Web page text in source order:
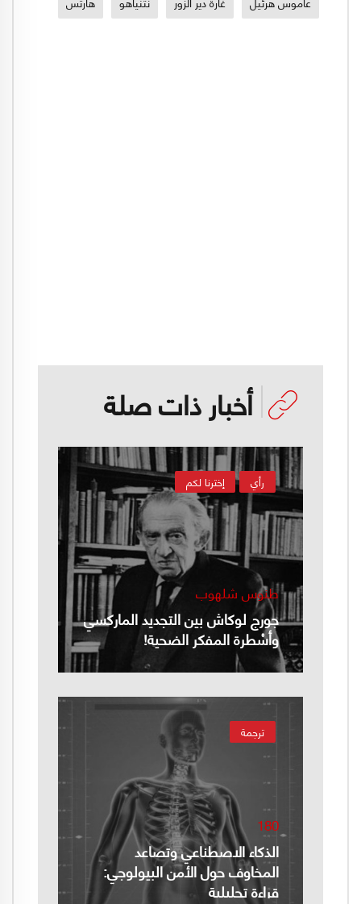
أخبار ذات صلة
إخترنا لكم رأي
طنوس شلهوب
جورج لوكاش بين التجديد الماركسي
وأسْطرة المفكر الضحية!
ترجمة
180
الذكاء الاصطناعي وتصاعد
المخاوف حول الأمن البيولوجي:
قراءة تحليلية